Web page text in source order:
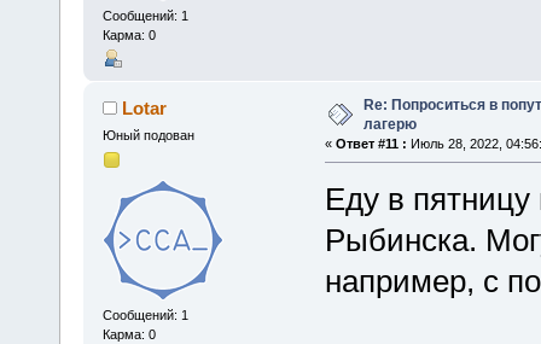
Сообщений: 1
Карма: 0
Lotar
Юный подован
Сообщений: 1
Карма: 0
Re: Попроситься в
лагерю
« Ответ #11 : Июль 28, 2022,
Еду в пятницу
Рыбинска.
например, с